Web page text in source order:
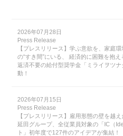
2026年07月28日
Press Release
【プレスリリース】学ぶ意欲を、家庭
の“すき間”にいる、 経済的に困難を抱え
返済不要の給付型奨学金「ミライヲツ
動！
2026年07月15日
Press Release
【プレスリリース】雇用形態の壁を越
延田グループ、全従業員対象の「IC（
ト」初年度で127件のアイデアが集結！